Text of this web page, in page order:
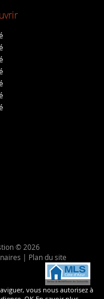
© 2026
| Plan du site
vous nous autorisez à